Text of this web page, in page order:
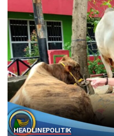
HEADLINEPOLITIK